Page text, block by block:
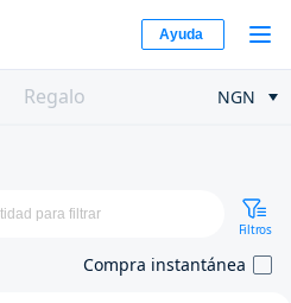
Ayuda
Regalo NGN
Filtros
Compra instantánea